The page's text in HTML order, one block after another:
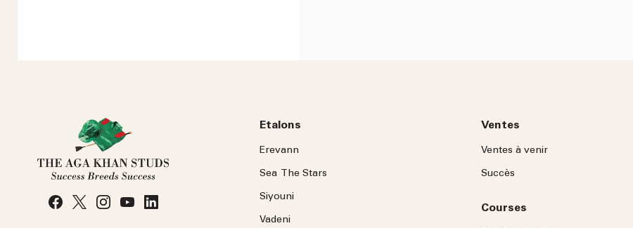
Etalons
Erevann
Sea TheStars
Siyouni
Vadeni
Ventes
Ventes à venir
Succès
Courses